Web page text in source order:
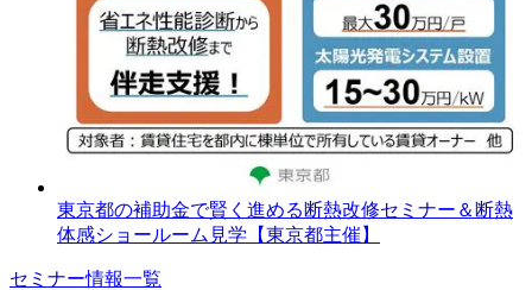
東京都の補助金で賢く進める断熱改修セミナー＆断熱
体感ショールーム見学【東京都主催】
セミナー情報一覧